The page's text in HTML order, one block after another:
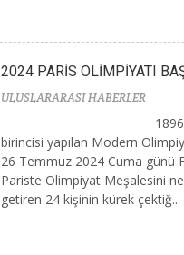
2024 PARİS OLİMPİYATI
ULUSLARARASI HABERLER
birincisi yapılan Modern
26 Temmuz 2024 Cuma günü
Pariste Olimpiyat Meşalesini
getiren 24 kişinin kürek çektiğ...